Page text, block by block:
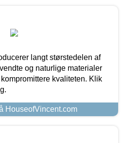
langt størstedelen af
og naturlige materialer
kvaliteten. Klik
HouseofVincent.com